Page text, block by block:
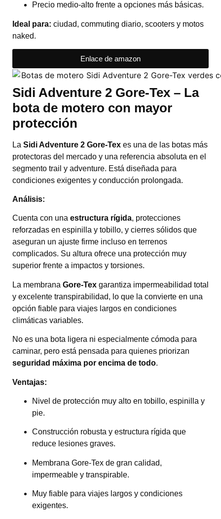
Precio medio-alto frente a opciones más básicas.
Ideal para: ciudad, commuting diario, scooters y motos
naked.
Enlace de amazon
Sidi Adventure 2 Gore-Tex – La
bota de motero con mayor
protección
La Sidi Adventure 2 Gore-Tex es una de las botas más
protectoras del mercado y una referencia absoluta en el
segmento trail y adventure. Está diseñada para
condiciones exigentes y conducción prolongada.
Análisis:
Cuenta con una estructura rígida, protecciones
reforzadas en espinilla y tobillo, y cierres sólidos que
aseguran un ajuste firme incluso en terrenos
complicados. Su altura ofrece una protección muy
superior frente a impactos y torsiones.
La membrana Gore-Tex garantiza impermeabilidad total
y excelente transpirabilidad, lo que la convierte en una
opción fiable para viajes largos en condiciones
climáticas variables.
No es una bota ligera ni especialmente cómoda para
caminar, pero está pensada para quienes priorizan
seguridad máxima por encima de todo.
Ventajas:
Nivel de protección muy alto en tobillo, espinilla y
pie.
Construcción robusta y estructura rígida que
reduce lesiones graves.
Membrana Gore-Tex de gran calidad,
impermeable y transpirable.
Muy fiable para viajes largos y condiciones
exigentes.